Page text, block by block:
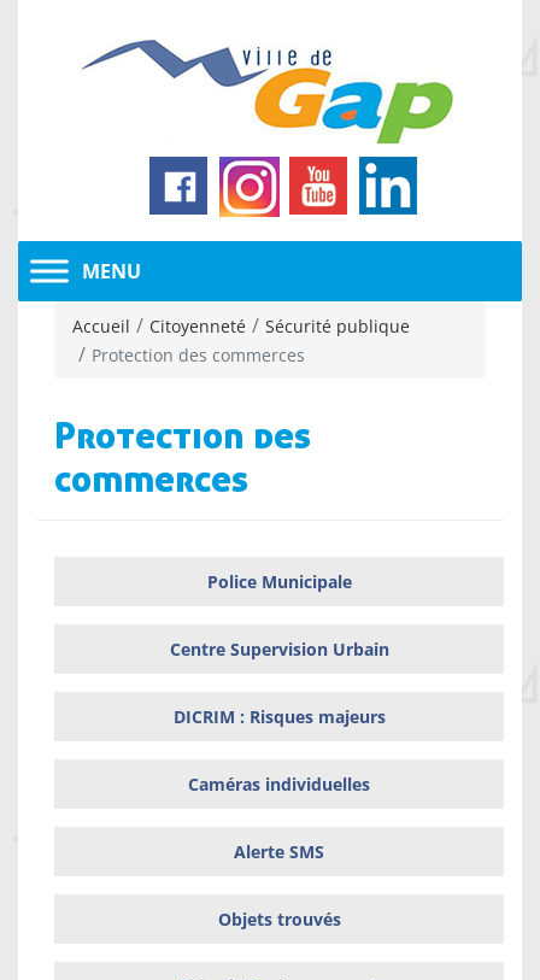
Accueil Citoyenneté
Sécurité publique
Protection des commerces
Protection des
commerces
Police Municipale
Centre Supervision Urbain
DICRIM : Risques majeurs
Caméras individuelles
Alerte SMS
Objets trouvés